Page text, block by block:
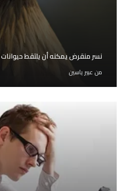
نسر منقرض يمكنه أن يلتقط حيوانات
من عبير ياسين